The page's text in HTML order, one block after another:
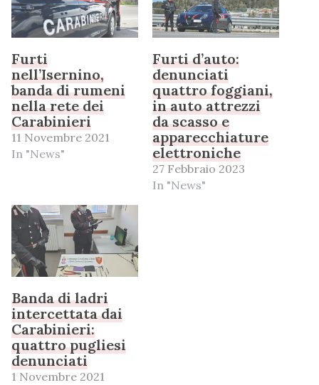
Furti
nell’Isernino,
banda di rumeni
nella rete dei
Carabinieri
11 Novembre 2021
In "News"
Furti d’auto:
denunciati
quattro foggiani,
in auto attrezzi
da scasso e
apparecchiature
elettroniche
27 Febbraio 2023
In "News"
Banda di ladri
intercettata dai
Carabinieri:
quattro pugliesi
denunciati
1 Novembre 2021